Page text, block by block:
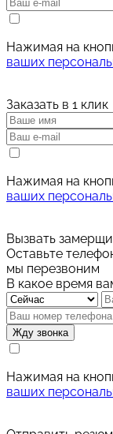
Нажимая на
ваших
Заказать в 1 клик
Нажимая на
ваших
Вызвать
Оставьте
мы перезвоним
В какое время
Жду звонка
Нажимая на
ваших